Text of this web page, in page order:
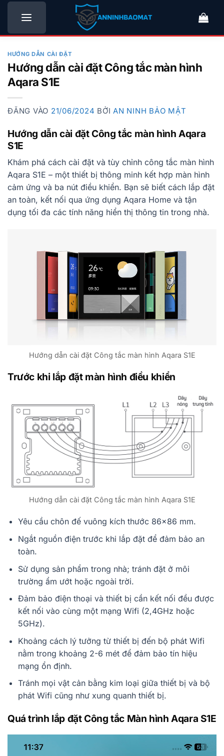
Bỏ
nội
HƯỚNG DẪN CÀI ĐẶT
Hướng dẫn cài đặt Công tắc màn hình
Aqara S1E
ĐĂNG VÀO 21/06/2024 BỞI AN NINH BẢO MẬT
Hướng dẫn cài đặt Công tắc màn hình Aqara
S1E
Khám phá cách cài đặt và tùy chỉnh công tắc màn hình
Aqara S1E – một thiết bị thông minh kết hợp màn hình
cảm ứng và ba nút điều khiển. Bạn sẽ biết cách lắp đặt
an toàn, kết nối qua ứng dụng Aqara Home và tận
dụng tối đa các tính năng hiển thị thông tin trong nhà.
Hướng dẫn cài đặt Công tắc màn hình Aqara S1E
Trước khi lắp đặt màn hình điều khiển
Hướng dẫn cài đặt Công tắc màn hình Aqara S1E
Yêu cầu chôn đế vuông kích thước 86×86 mm.
Ngắt nguồn điện trước khi lắp đặt để đảm bảo an
toàn.
Sử dụng sản phẩm trong nhà; tránh đặt ở môi
trường ẩm ướt hoặc ngoài trời.
Đảm bảo điện thoại và thiết bị cần kết nối đều được
kết nối vào cùng một mạng Wifi (2,4GHz hoặc
5GHz).
Khoảng cách lý tưởng từ thiết bị đến bộ phát Wifi
nằm trong khoảng 2-6 mét để đảm bảo tín hiệu
mạng ổn định.
Tránh mọi vật cản bằng kim loại giữa thiết bị và bộ
phát Wifi cũng như xung quanh thiết bị.
Quá trình lắp đặt Công tắc Màn hình Aqara S1E